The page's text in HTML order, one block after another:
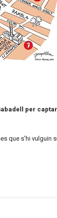
per
que s’hi vulguin